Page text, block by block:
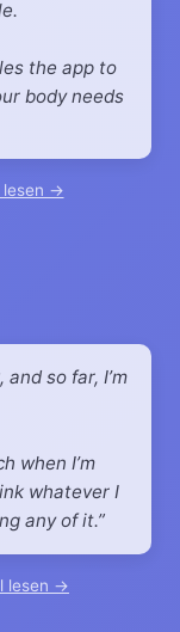
the app to
body needs
lesen →
so far, I’m
when I’m
whatever I
any of it.
lesen →